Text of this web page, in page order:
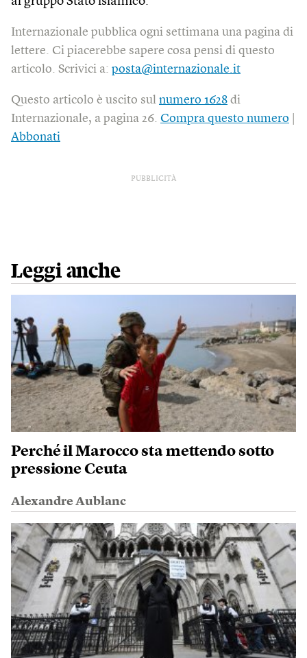
Internazionale pubblica ogni settimana una pagina di
lettere. Ci piacerebbe sapere cosa pensi di questo
articolo. Scrivici a: posta@internazionale.it
Questo articolo è uscito sul numero 1628 di
Internazionale, a pagina 26. Compra questo numero
Abbonati
PUBBLICITÀ
Leggi anche
Perché il Marocco sta mettendo sotto
pressione Ceuta
Alexandre Aublanc